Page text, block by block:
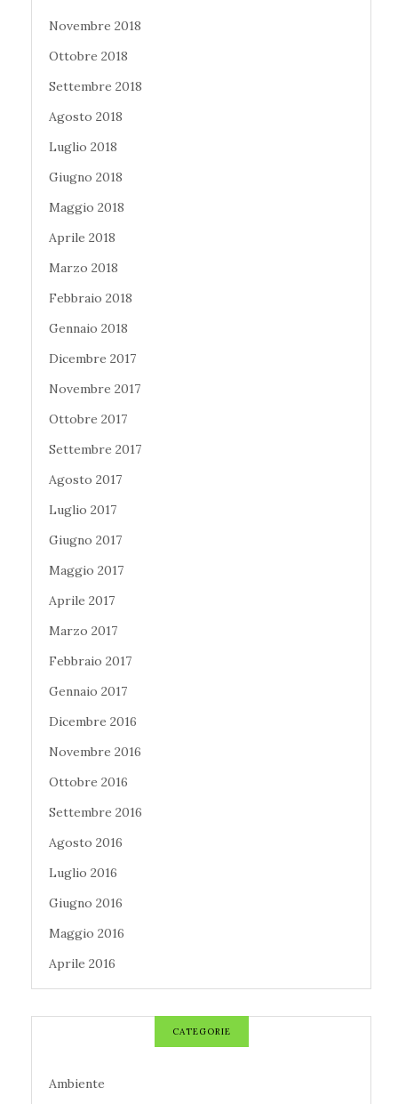
Novembre 2018
Ottobre 2018
Settembre 2018
Agosto 2018
Luglio 2018
Giugno 2018
Maggio 2018
Aprile 2018
Marzo 2018
Febbraio 2018
Gennaio 2018
Dicembre 2017
Novembre 2017
Ottobre 2017
Settembre 2017
Agosto 2017
Luglio 2017
Giugno 2017
Maggio 2017
Aprile 2017
Marzo 2017
Febbraio 2017
Gennaio 2017
Dicembre 2016
Novembre 2016
Ottobre 2016
Settembre 2016
Agosto 2016
Luglio 2016
Giugno 2016
Maggio 2016
Aprile 2016
CATEGORIE
Ambiente